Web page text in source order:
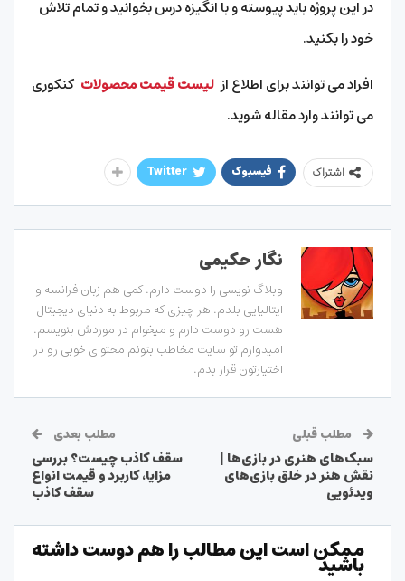
در این پروژه باید پیوسته و با انگیزه درس بخوانید و تمام تلاش
خود را بکنید.
افراد می توانند برای اطلاع از لیست قیمت محصولات کنکوری
می توانند وارد مقاله شوید.
اشتراک فیسبوک Twitter
نگار حکیمی
وبلاگ نویسی را دوست دارم. کمی هم زبان فرانسه و
ایتالیایی بلدم. هر چیزی که مربوط به دنیای دیجیتال
هست رو دوست دارم و میخوام در موردش بنویسم.
امیدوارم تو سایت مخاطب بتونم محتوای خوبی رو در
اختیارتون قرار بدم.
مطلب قبلی
سبک‌های هنری در بازی‌ها |
نقش هنر در خلق بازی‌های
ویدئویی
مطلب بعدی
سقف کاذب چیست؟ بررسی
مزایا، کاربرد و قیمت انواع
سقف کاذب
ممکن است این مطالب را هم دوست داشته
باشید